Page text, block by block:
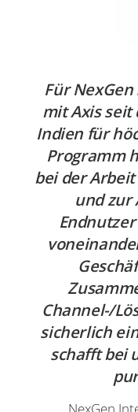
Für
mit Axis
Indien für
Programm
bei der
und zur
Channel-/
sicherlich
schafft bei